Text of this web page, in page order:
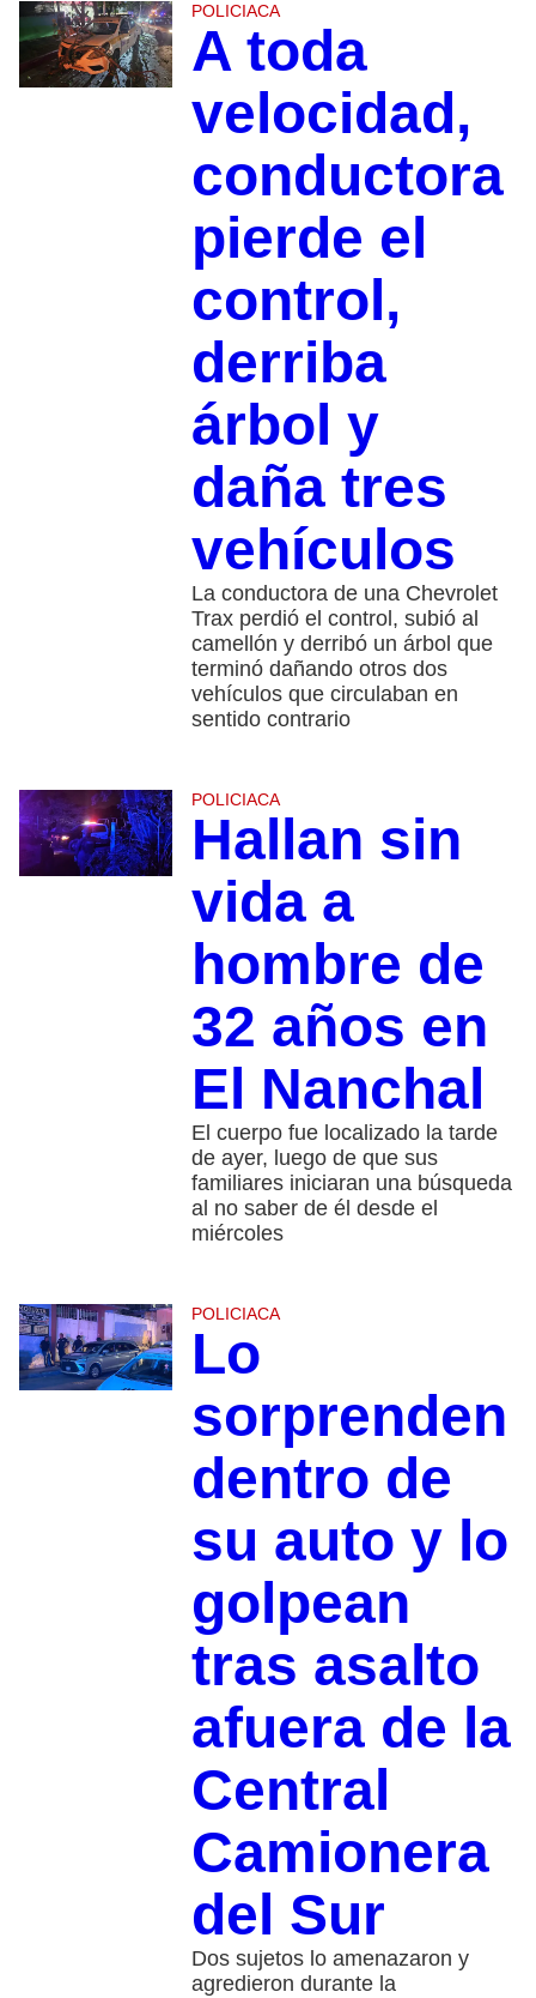
POLICIACA
A toda
velocidad,
conductora
pierde el
control,
derriba
árbol y
daña tres
vehículos
La conductora de una Chevrolet
Trax perdió el control, subió al
camellón y derribó un árbol que
terminó dañando otros dos
vehículos que circulaban en
sentido contrario
POLICIACA
Hallan sin
vida a
hombre de
32 años en
El Nanchal
El cuerpo fue localizado la tarde
de ayer, luego de que sus
familiares iniciaran una búsqueda
al no saber de él desde el
miércoles
POLICIACA
Lo
sorprenden
dentro de
su auto y lo
golpean
tras asalto
afuera de la
Central
Camionera
del Sur
Dos sujetos lo amenazaron y
agredieron durante la